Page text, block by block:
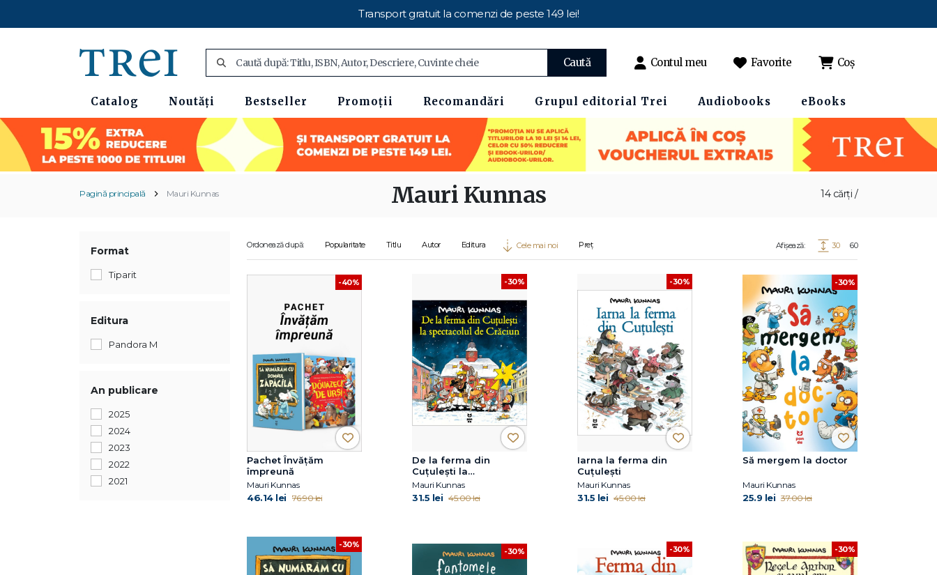
Transport gratuit la comenzi de peste 149 lei!
Caută Contul meu Favorite Coș
Catalog Noutăți Bestseller Promoții Recomandări Grupul editorial Trei Audiobooks eBooks
Pagină principală Mauri Kunnas 14 cărți /
Mauri Kunnas
Format
Tiparit
Editura
Pandora M
An publicare
2025
2024
2023
2022
2021
Ordonează după: Popularitate Titlu Autor Editura Cele mai noi Preț Afișează: 30 60
-40%
Pachet Învățăm
împreună
Mauri Kunnas
46.14 lei 76.90 lei
-30%
De la ferma din
Cuțulești la
spectacolul de Crăciun
Mauri Kunnas
31.5 lei 45.00 lei
-30%
Iarna la ferma din
Cuțulești
Mauri Kunnas
31.5 lei 45.00 lei
-30%
Să mergem la doctor
Mauri Kunnas
25.9 lei 37.00 lei
-30%
-30% -30% -30%